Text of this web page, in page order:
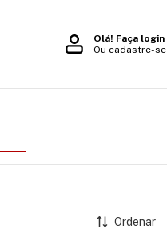
Olá! Faça login
Ou cadastre-se
Ordenar